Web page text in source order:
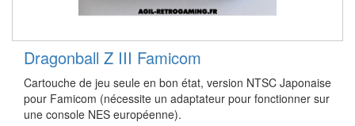
Dragonball Z III Famicom
Cartouche de jeu seule en bon état, version NTSC Japonaise
pour Famicom (nécessite un adaptateur pour fonctionner sur
une console NES européenne).